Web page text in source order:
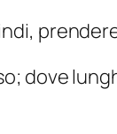
dove